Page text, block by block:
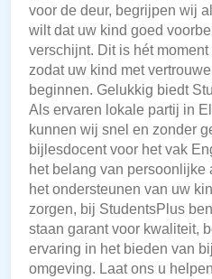
voor de deur, begrijpen wij
wilt dat uw kind goed
verschijnt. Dit is hét
zodat uw kind met
beginnen. Gelukkig biedt
Als ervaren lokale partij in
kunnen wij snel en zonder
bijlesdocent voor het vak
het belang van persoonlijke
het ondersteunen van uw
zorgen, bij StudentsPlus
staan garant voor kwaliteit,
ervaring in het bieden van
omgeving. Laat ons u